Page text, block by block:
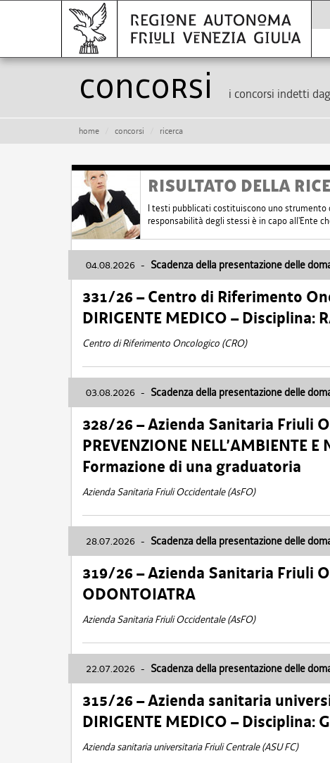
Concorsi i concorsi indetti
home concorsi ricerca
RISULTATO DELLA
I testi pubblicati costituiscono uno strumento
responsabilità degli stessi è in capo all'Ente
04.08.2026 - Scadenza della presentazione delle
331/26 – Centro di Riferimento
DIRIGENTE MEDICO – Disciplina:
Centro di Riferimento Oncologico (CRO)
03.08.2026 - Scadenza della presentazione delle
328/26 – Azienda Sanitaria Friuli
PREVENZIONE NELL’AMBIENTE
Formazione di una graduatoria
Azienda Sanitaria Friuli Occidentale (AsFO)
28.07.2026 - Scadenza della presentazione delle
319/26 – Azienda Sanitaria Friuli
ODONTOIATRA
Azienda Sanitaria Friuli Occidentale (AsFO)
22.07.2026 - Scadenza della presentazione delle
315/26 – Azienda sanitaria
DIRIGENTE MEDICO – Disciplina:
Azienda sanitaria universitaria Friuli Centrale (ASU FC)